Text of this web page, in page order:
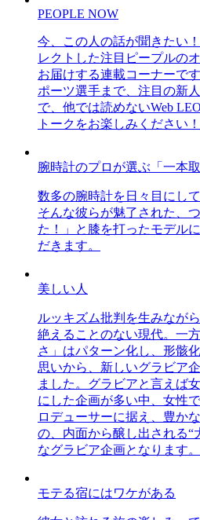
PEOPLE NOW
今、この人の話が聞きたい
レクトした注目ピープルの
お届けする連載コーナーで
ポーツ選手まで、注目の新
で、他では読めないWeb
トークをお楽しみください！
腕時計のプロが選ぶ「一本
数多の腕時計を日々目にし
そんな彼らが魅了された、
た！」と膝を打ったモデル
だきます。
美しい人
ルッキズム批判を生みなが
絶えることのない現代。一
さ」はパターン化し、形骸
思いから、新しいグラビア
ました。グラビアと言えば
にした企画が多い中、女性
ロデューサーに据え、豊か
の、内面から醸し出される“
なグラビア企画となります。
モテる宿にはワケがある